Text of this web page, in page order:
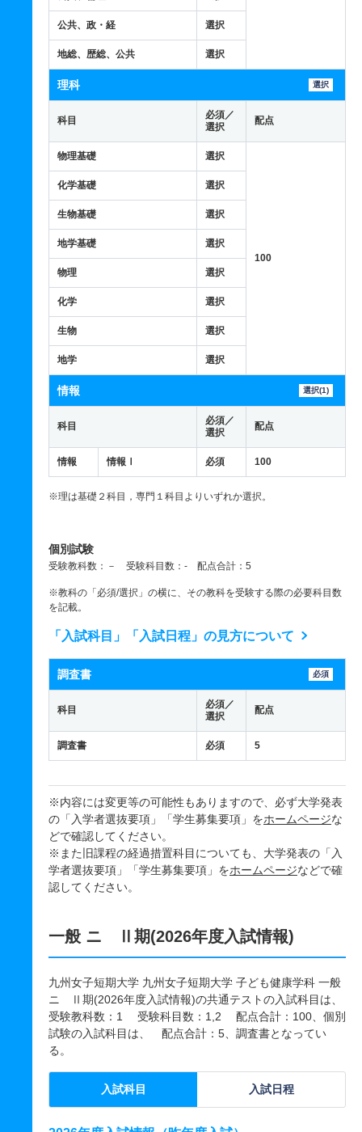
公共、政・経 選択
地総、歴総、公共 選択
理科 選択
科目
必須／
選択
配点
物理基礎 選択
100
化学基礎 選択
生物基礎 選択
地学基礎 選択
物理 選択
化学 選択
生物 選択
地学 選択
情報 選択(1)
科目
必須／
選択
配点
情報 情報Ⅰ 必須 100
※理は基礎２科目，専門１科目よりいずれか選択。
個別試験
受験教科数：－ 受験科目数：- 配点合計：5
※教科の「必須/選択」の横に、その教科を受験する際の必要科目数
を記載。
「入試科目」「入試日程」の見方について
調査書 必須
科目
必須／
選択
配点
調査書 必須 5
※内容には変更等の可能性もありますので、必ず大学発表
の「入学者選抜要項」「学生募集要項」をホームページな
どで確認してください。
※また旧課程の経過措置科目についても、大学発表の「入
学者選抜要項」「学生募集要項」をホームページなどで確
認してください。
一般 ニ Ⅱ期(2026年度入試情報)
九州女子短期大学 九州女子短期大学 子ども健康学科 一般
ニ Ⅱ期(2026年度入試情報)の共通テストの入試科目は、
受験教科数：1 受験科目数：1,2 配点合計：100、個別
試験の入試科目は、 配点合計：5、調査書となってい
る。
入試科目 入試日程